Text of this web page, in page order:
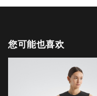
您可能也喜欢